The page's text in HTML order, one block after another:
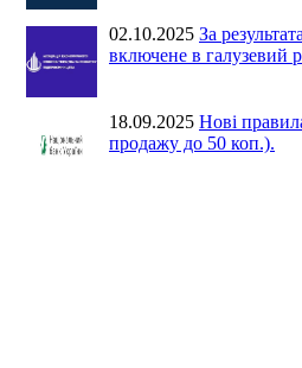
02.10.2025 За
включене в галузевий
18.09.2025 Нові
продажу до 50 коп.).